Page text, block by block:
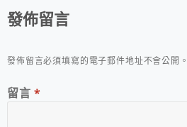
發佈留言
發佈留言必須填寫的電子郵件地址不會公開。
留言 *